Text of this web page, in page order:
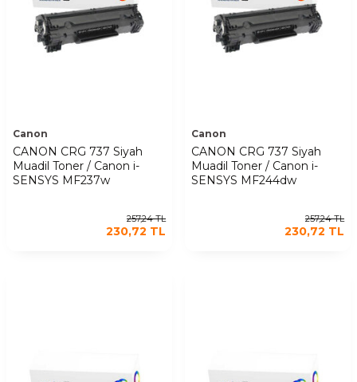
Canon
CANON CRG 737 Siyah
Muadil Toner / Canon i-
SENSYS MF237w
257,24TL
230,72 TL
Canon
CANON CRG 737 Siyah
Muadil Toner / Canon i-
SENSYS MF244dw
257,24TL
230,72 TL